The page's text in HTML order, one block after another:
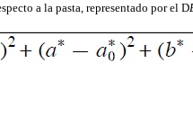
a la pasta, representado por el D